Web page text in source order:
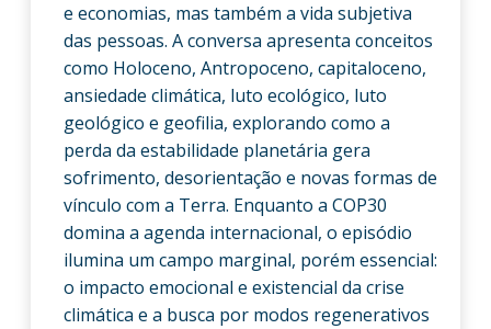
e economias, mas também a vida subjetiva
das pessoas. A conversa apresenta conceitos
como Holoceno, Antropoceno, capitaloceno,
ansiedade climática, luto ecológico, luto
geológico e geofilia, explorando como a
perda da estabilidade planetária gera
sofrimento, desorientação e novas formas de
vínculo com a Terra. Enquanto a COP30
domina a agenda internacional, o episódio
ilumina um campo marginal, porém essencial:
o impacto emocional e existencial da crise
climática e a busca por modos regenerativos